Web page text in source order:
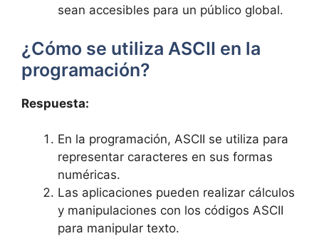
sean accesibles para un público‍ global.
¿Cómo se ‍utiliza ASCII en la
programación?
Respuesta:
En la programación,⁢ ASCII se ‌utiliza ⁣para
representar⁤ caracteres en sus formas
numéricas.
Las aplicaciones pueden realizar cálculos
y manipulaciones con los códigos ASCII
para manipular texto.